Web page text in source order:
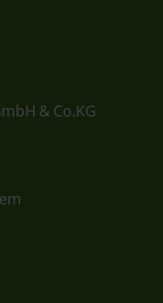
& Co.KG